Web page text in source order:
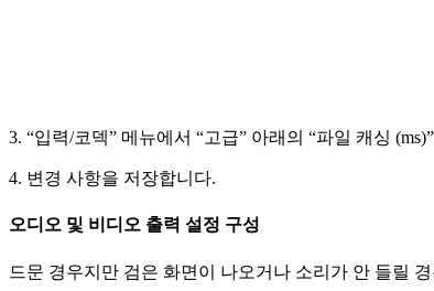
3. “입력/코덱” 메뉴에서 “고급” 아래의 “파일 캐싱
4. 변경 사항을 저장합니다.
오디오 및 비디오 출력 설정 구성
드문 경우지만 검은 화면이 나오거나 소리가 안 들릴